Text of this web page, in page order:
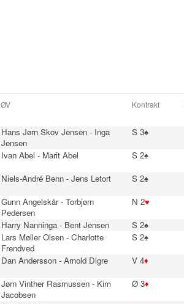
ØV Kontrakt
Hans Jørn Skov Jensen - Inga
Jensen
S 3♠
Ivan Abel - Marit Abel S 2♠
Niels-André Benn - Jens Letort S 2♠
Gunn Angelskår - Torbjørn
Pedersen
N 2♥
Harry Nanninga - Bent Jensen S 2♠
Lars Møller Olsen - Charlotte
Frendved
S 2♠
Dan Andersson - Arnold Digre V 4♦
Jørn Vinther Rasmussen - Kim
Jacobsen
Ø 3♦